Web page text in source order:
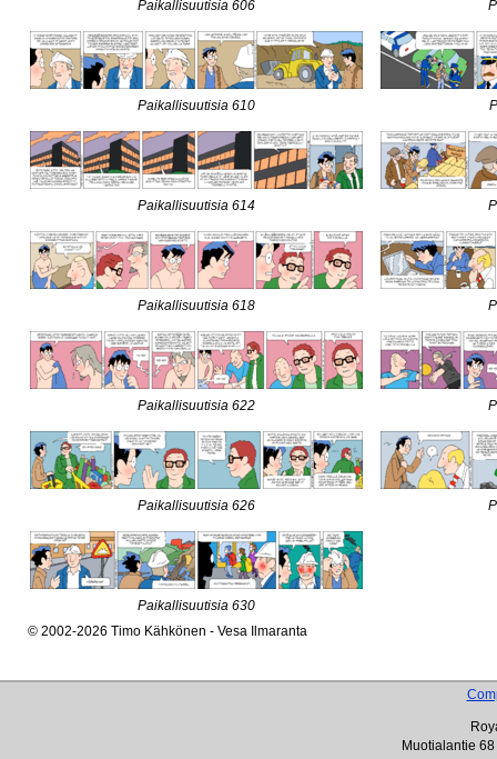
Paikallisuutisia 606
Paikallisuutisia 610
Paikallisuutisia 614
Paikallisuutisia 618
Paikallisuutisia 622
Paikallisuutisia 626
Paikallisuutisia 630
© 2002-2026 Timo Kähkönen - Vesa Ilmaranta
Muotialantie